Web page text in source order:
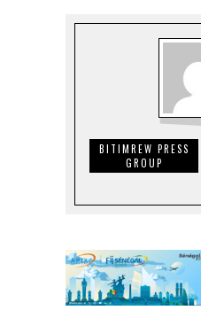
BITIMREW PRESS
GROUP